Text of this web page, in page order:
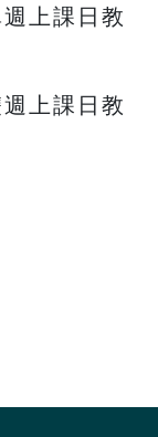
上課日教
上課日教